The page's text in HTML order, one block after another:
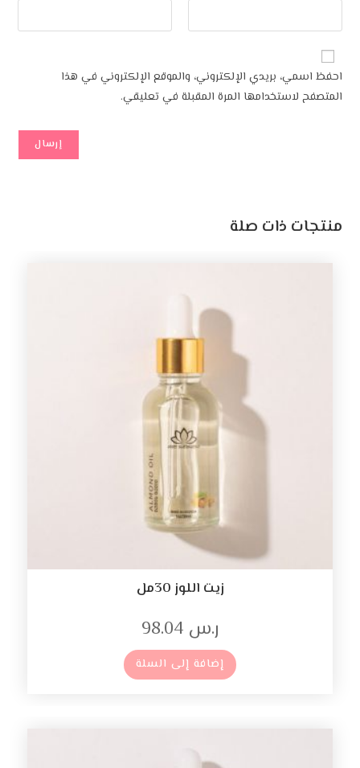
احفظ اسمي، بريدي الإلكتروني، والموقع الإلكتروني في هذا
المتصفح لاستخدامها المرة المقبلة في تعليقي.
منتجات ذات صلة
زيت اللوز 30مل
ر.س
إضافة إلى السلة